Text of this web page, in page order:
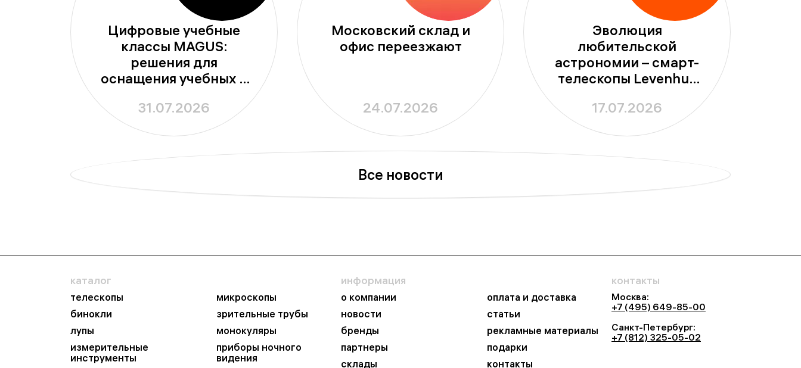
Цифровые учебные
классы MAGUS:
решения для
оснащения учебных и
лабораторий
31.07.2026
Московский склад и
офис переезжают
24.07.2026
Эволюция
любительской
астрономии – смарт-
телескопы Levenhuk
складе
17.07.2026
Все новости
каталог
телескопы
микроскопы
бинокли
зрительные трубы
лупы
монокуляры
измерительные
инструменты
приборы ночного
видения
информация
о компании
оплата и доставка
новости
статьи
бренды
рекламные материалы
партнеры
подарки
склады
контакты
контакты
Москва:
+7 (495) 649-85-00
Санкт-Петербург:
+7 (812) 325-05-02